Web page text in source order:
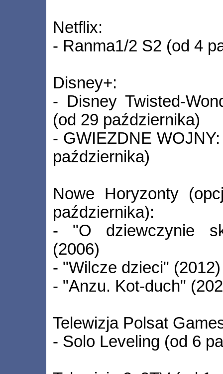
Netflix:
- Ranma1/2 S2 (od 4
Disney+:
- Disney Twisted-
(od 29 października)
- GWIEZDNE
października)
Nowe Horyzonty
października):
- "O dziewczynie
(2006)
- "Wilcze dzieci" (2012)
- "Anzu. Kot-duch"
Telewizja Polsat
- Solo Leveling (od 6